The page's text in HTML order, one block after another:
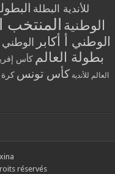
للأندية البطلة
الوطنية المنتخب
الوطني أ أكابر
بطولة العالم كأس
العالم للأندية كأس تونس كرة
réservés